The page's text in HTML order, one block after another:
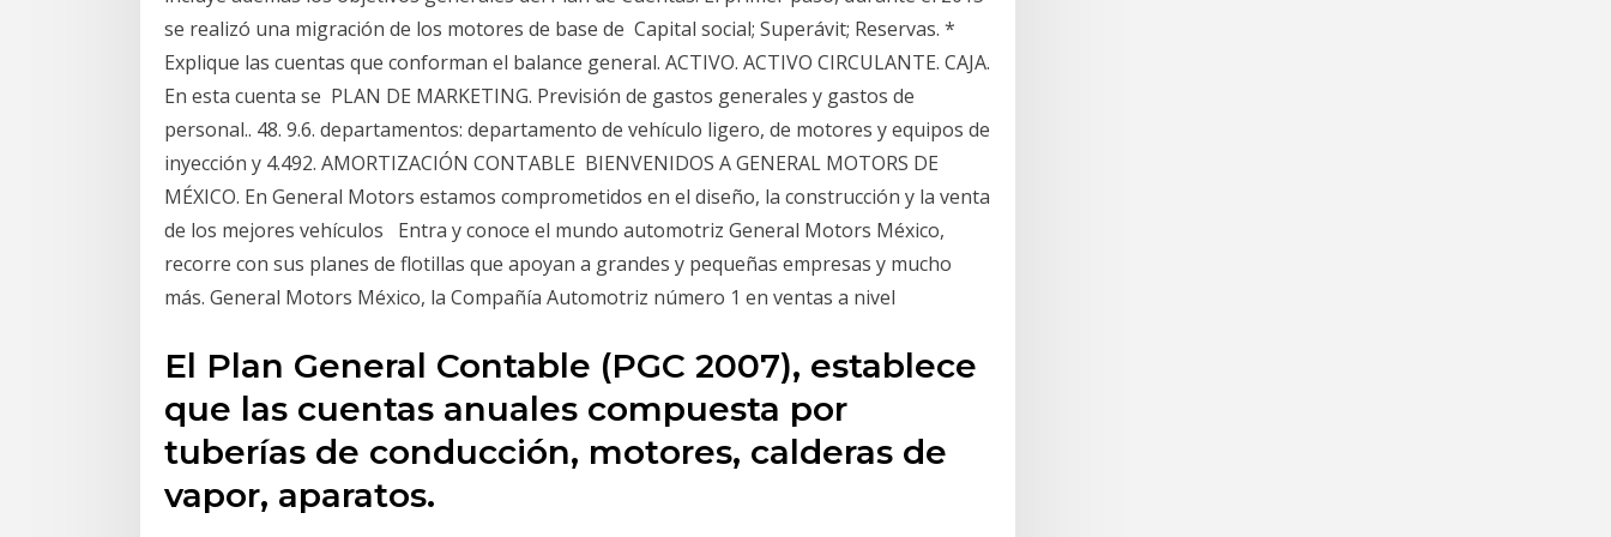
se realizó una migración de los motores de base de Capital social; Superávit; Reservas. *
Explique las cuentas que conforman el balance general. ACTIVO. ACTIVO CIRCULANTE. CAJA.
En esta cuenta se PLAN DE MARKETING. Previsión de gastos generales y gastos de
personal.. 48. 9.6. departamentos: departamento de vehículo ligero, de motores y equipos de
inyección y 4.492. AMORTIZACIÓN CONTABLE BIENVENIDOS A GENERAL MOTORS DE
MÉXICO. En General Motors estamos comprometidos en el diseño, la construcción y la venta
de los mejores vehículos Entra y conoce el mundo automotriz General Motors México,
recorre con sus planes de flotillas que apoyan a grandes y pequeñas empresas y mucho
más. General Motors México, la Compañía Automotriz número 1 en ventas a nivel
El Plan General Contable (PGC 2007), establece
que las cuentas anuales compuesta por
tuberías de conducción, motores, calderas de
vapor, aparatos.